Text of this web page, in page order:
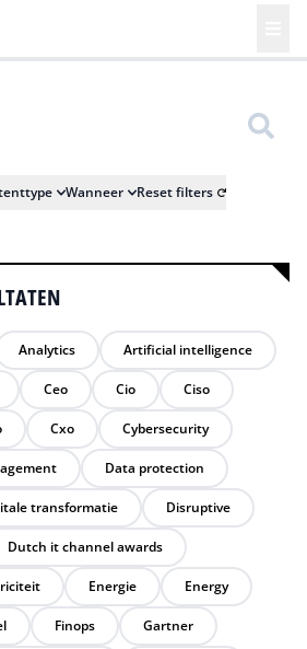
Wanneer Reset filters
Analytics Artificial intelligence
Ceo Cio Ciso
Cxo Cybersecurity
Data protection
transformatie Disruptive
Dutch it channel awards
Energie Energy
Finops Gartner